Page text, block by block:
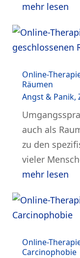
mehr lesen
Online-
Räumen
Angst & Panik,
auch als
zu den
vieler
mehr lesen
Online-
Carcinophobie